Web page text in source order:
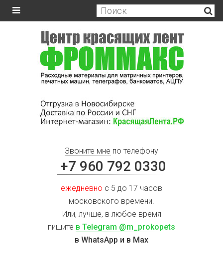
Звоните мне по телефону
+7 960 792 0330
ежедневно с 5 до 17 часов
московского времени.
Или, лучше, в любое время
пишите в Telegram @m_prokopets
в WhatsApp и в Max